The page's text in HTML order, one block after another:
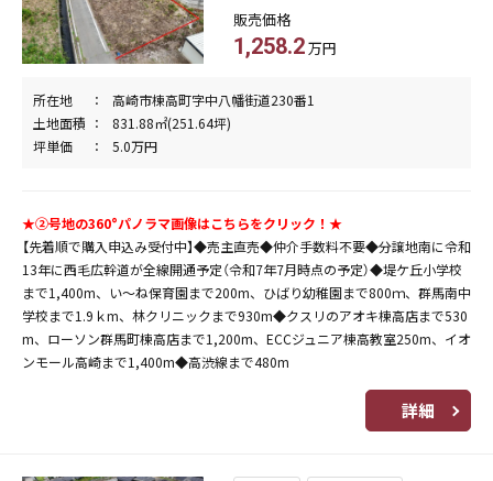
販売価格
1,258.2万円
所在地
高崎市棟高町字中八幡街道230番1
土地面積
831.88㎡(251.64坪)
坪単価
5.0万円
★➁号地の360°パノラマ画像はこちらをクリック！★
【先着順で購入申込み受付中】◆売主直売◆仲介手数料不要◆分譲地南に令和
13年に西毛広幹道が全線開通予定（令和7年7月時点の予定）◆堤ケ丘小学校
まで1,400m、い～ね保育園まで200m、ひばり幼稚園まで800ｍ、群馬南中
学校まで1.9ｋm、林クリニックまで930m◆クスリのアオキ棟高店まで530
m、ローソン群馬町棟高店まで1,200m、ECCジュニア棟高教室250m、イオ
ンモール高崎まで1,400m◆高渋線まで480m
詳細